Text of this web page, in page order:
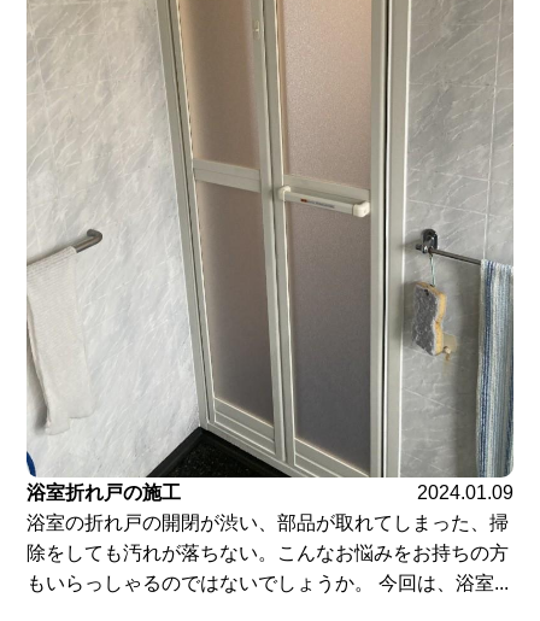
浴室折れ戸の施工
2024.01.09
浴室の折れ戸の開閉が渋い、部品が取れてしまった、掃
除をしても汚れが落ちない。こんなお悩みをお持ちの方
もいらっしゃるのではないでしょうか。 今回は、浴室...